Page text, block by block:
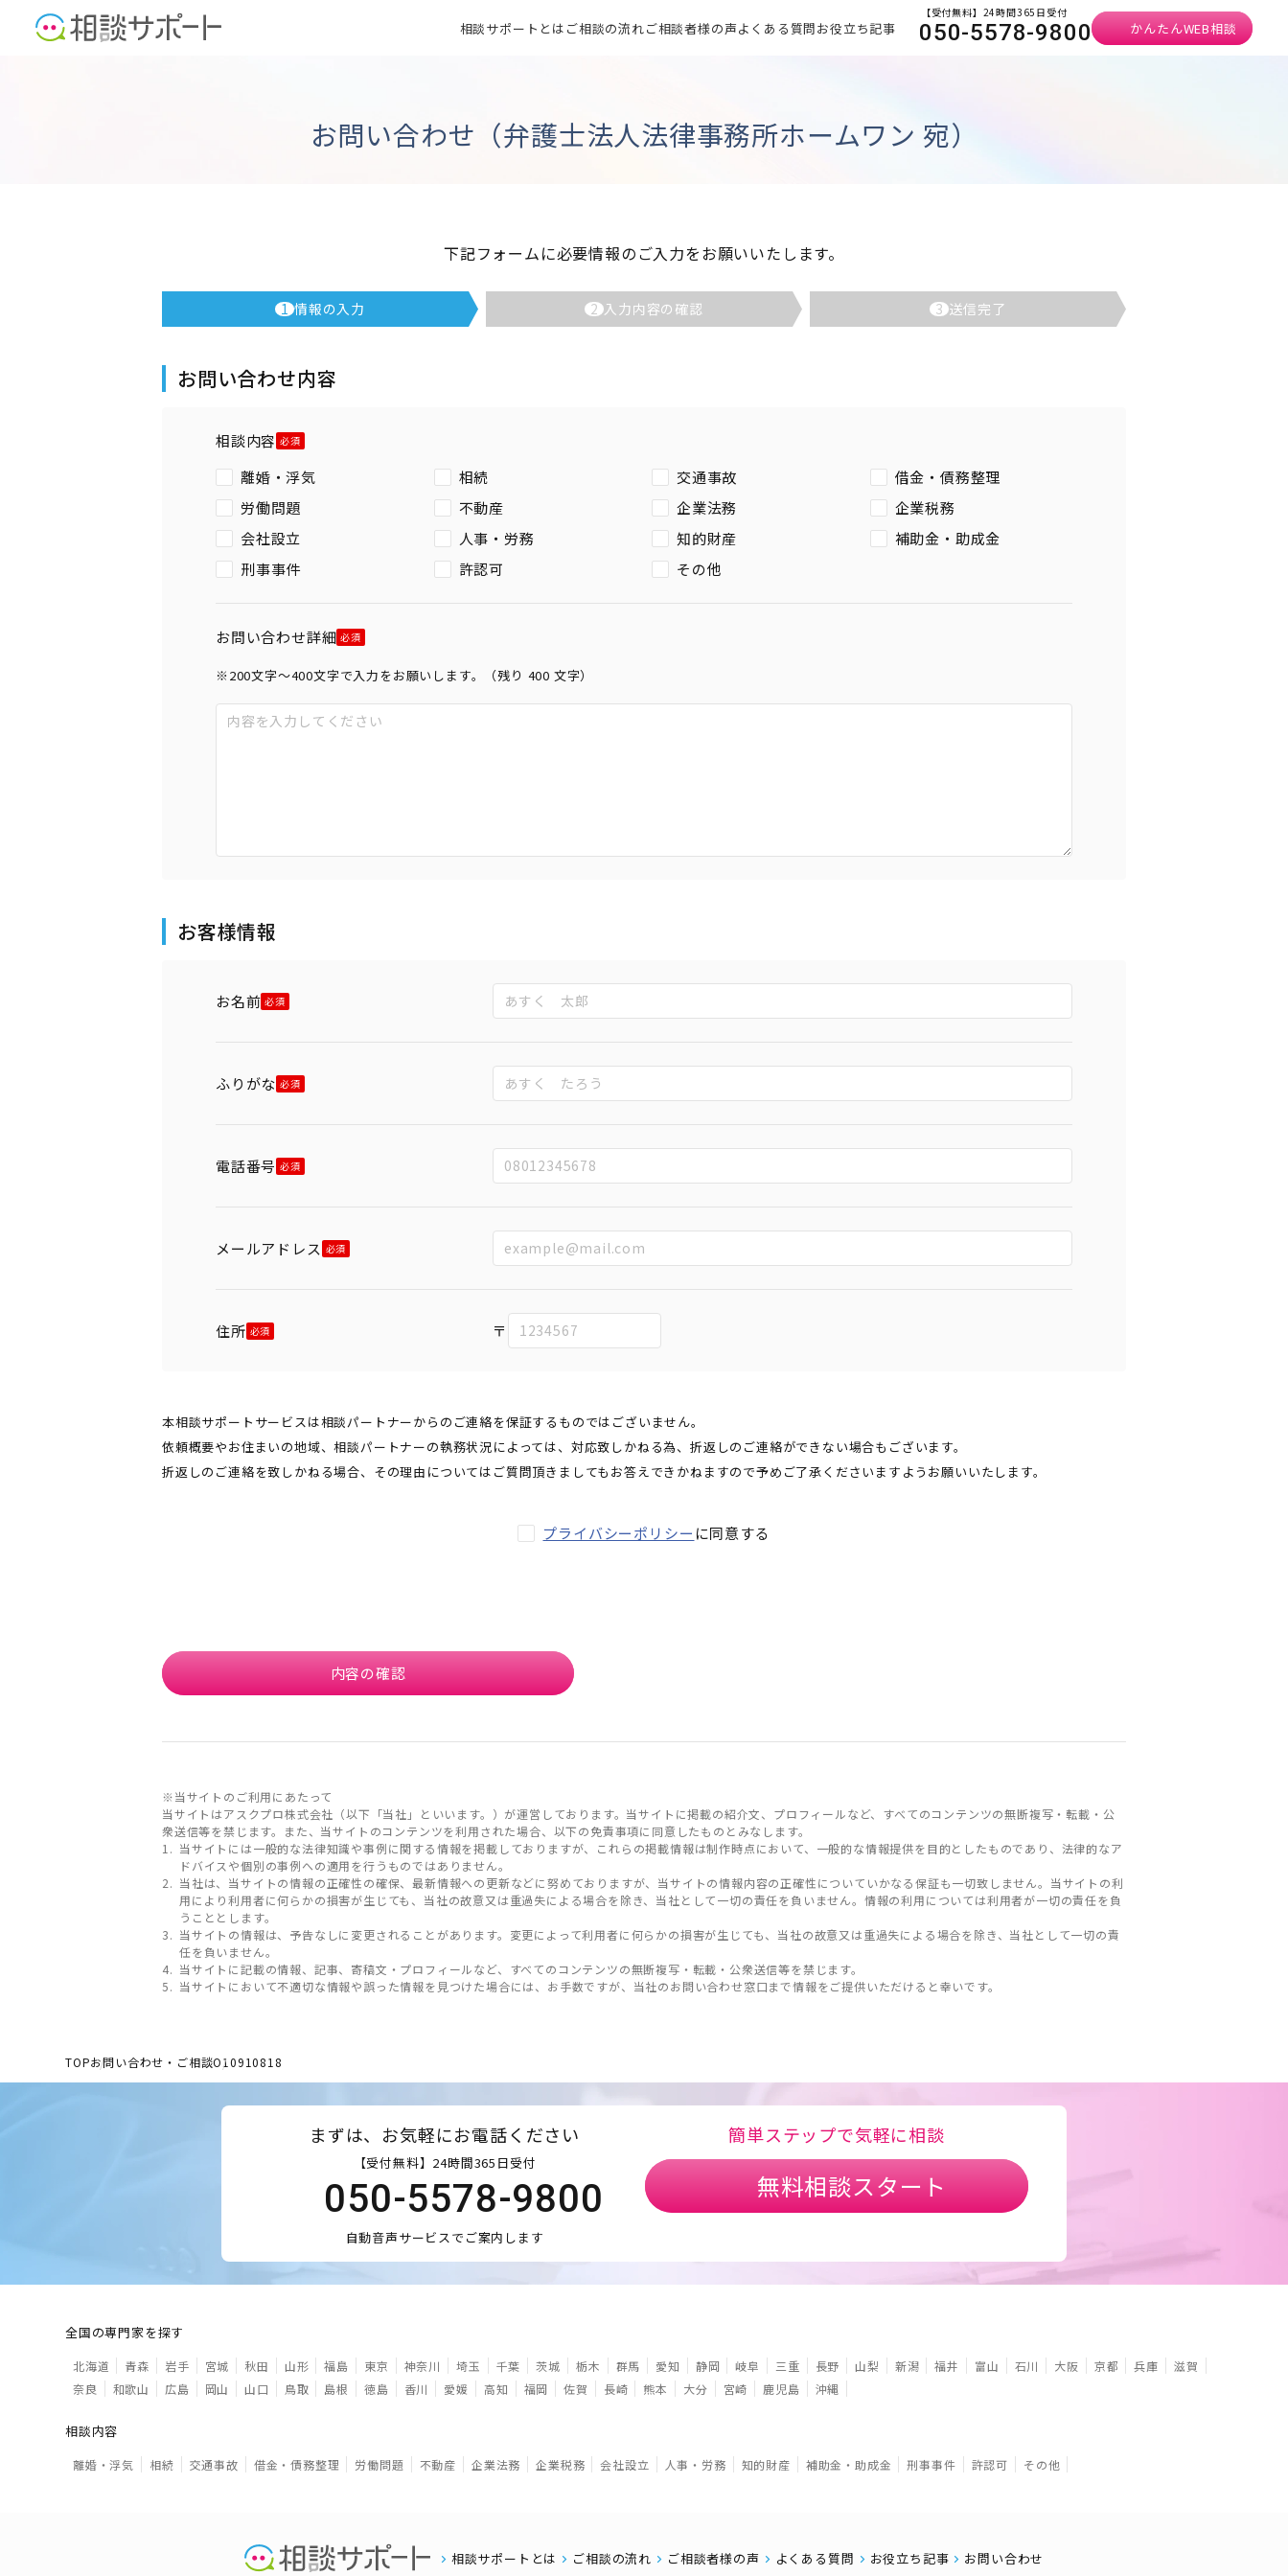
相談サポートとは ご相談の流れご相談者様の声よくある質問お役立ち記事
【受付無料】24時間365日受付
050-5578-9800 かんたんWEB相談
お問い合わせ（弁護士法人法律事務所ホームワン 宛）
下記フォームに必要情報のご入力をお願いいたします。
1 情報の入力 2 入力内容の確認 3 送信完了
お問い合わせ内容
相談内容
離婚・浮気
相続 交通事故
借金・債務整理
労働問題
不動産 企業法務
企業税務
会社設立
人事・労務 知的財産
補助金・助成金
刑事事件
許認可 その他
お問い合わせ詳細
※200文字〜400文字で入力をお願いします。（残り 400 文字）
お客様情報
お名前
ふりがな
電話番号
メールアドレス
住所 〒
本相談サポートサービスは相談パートナーからのご連絡を保証するものではございません。
依頼概要やお住まいの地域、相談パートナーの執務状況によっては、対応致しかねる為、折返しのご連絡ができない場合もございます。
折返しのご連絡を致しかねる場合、その理由についてはご質問頂きましてもお答えできかねますので予めご了承くださいますようお願いいたします。
プライバシーポリシー に同意する
内容の確認
※当サイトのご利用にあたって
当サイトはアスクプロ株式会社（以下「当社」といいます。）が運営しております。当サイトに掲載の紹介文、プロフィールなど、すべてのコンテンツの無断複写・転載・公
衆送信等を禁じます。また、当サイトのコンテンツを利用された場合、以下の免責事項に同意したものとみなします。
当サイトには一般的な法律知識や事例に関する情報を掲載しておりますが、これらの掲載情報は制作時点において、一般的な情報提供を目的としたものであり、法律的なア
ドバイスや個別の事例への適用を行うものではありません。
当社は、当サイトの情報の正確性の確保、最新情報への更新などに努めておりますが、当サイトの情報内容の正確性についていかなる保証も一切致しません。当サイトの利
用により利用者に何らかの損害が生じても、当社の故意又は重過失による場合を除き、当社として一切の責任を負いません。情報の利用については利用者が一切の責任を負
うこととします。
当サイトの情報は、予告なしに変更されることがあります。変更によって利用者に何らかの損害が生じても、当社の故意又は重過失による場合を除き、当社として一切の責
任を負いません。
当サイトに記載の情報、記事、寄稿文・プロフィールなど、すべてのコンテンツの無断複写・転載・公衆送信等を禁じます。
当サイトにおいて不適切な情報や誤った情報を見つけた場合には、お手数ですが、当社のお問い合わせ窓口まで情報をご提供いただけると幸いです。
TOPお問い合わせ・ご相談O10910818
まずは、お気軽にお電話ください
【受付無料】24時間365日受付
050-5578-9800
自動音声サービスでご案内します
簡単ステップで気軽に相談
無料相談スタート
全国の専門家を探す
北海道 青森 岩手 宮城 秋田 山形 福島 東京 神奈川 埼玉 千葉 茨城 栃木 群馬 愛知 静岡 岐阜 三重 長野 山梨 新潟 福井 富山 石川 大阪 京都 兵庫
滋賀
奈良
和歌山 広島 岡山 山口 鳥取 島根 徳島 香川 愛媛 高知 福岡 佐賀 長崎 熊本 大分 宮崎 鹿児島 沖縄
相談内容
離婚・浮気 相続 交通事故 借金・債務整理 労働問題 不動産 企業法務 企業税務 会社設立 人事・労務 知的財産 補助金・助成金 刑事事件 許認可 その他
相談サポートとは ご相談の流れ ご相談者様の声 よくある質問 お役立ち記事 お問い合わせ